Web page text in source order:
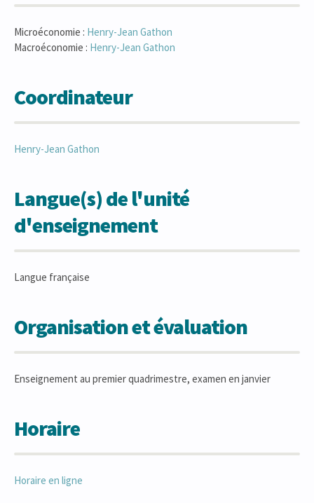
Microéconomie : Henry-Jean Gathon
Macroéconomie : Henry-Jean Gathon
Coordinateur
Henry-Jean Gathon
Langue(s) de l'unité
d'enseignement
Langue française
Organisation et évaluation
Enseignement au premier quadrimestre, examen en janvier
Horaire
Horaire en ligne